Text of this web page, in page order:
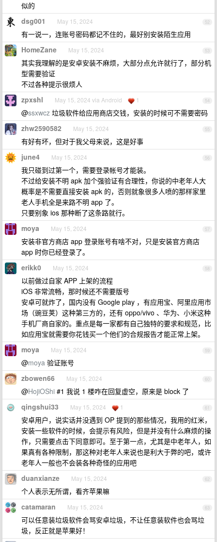
似的
52
dsg001 May 15, 2024
有一说一，连账号密码都记不住的，最好别安装陌生应用
53
HomeZane May 15, 2024
其实我理解的是安卓安装不麻烦，大部分点允许就行了，部分机
型需要验证
不过各种提示很烦人
54
zpxshl May 15, 2024 via Android 1
@ssxwcz 垃圾软件给应用商店交钱，安装的时候可不需要密码
55
zhw2590582 May 15, 2024
有好有坏，但对于我父母来说，这是好事
56
june4 May 15, 2024
我只碰到过第一个，需要登录帐号才能装。
不过给安装不明 apk 加个强验证有合理性，你说的中老年人大
概率是不需要直接安装 apk 的，否则就象很多人喷的那样家里
老人手机全是来路不明 app 了。
只要别象 ios 那种断了这条路就行。
57
moya May 15, 2024
安装非官方商店 app 登录账号有啥不对，只是安装官方商店
app 时你已经登录了。
58
erikk0 May 15, 2024
以前做过自家 APP 上架的流程
iOS 非常流畅，那时候还不需要版号
安卓可就炸了，国内没有 Google play ，有应用宝、阿里应用市
场（豌豆荚）这种第三方的，还有 oppo/vivo 、华为、小米这种
手机厂商自家的。重点是每一家都有自己独特的要求和规范，比
如应用宝就需要你花钱买一个他们的合规报告才能正常上架。
59
moya May 15, 2024
@moya 验证账号
60
zbowen66 May 15, 2024
@HojiOShi #1 我说 1 楼咋在回复虚空，原来是 block 了
61
qingshui33 May 15, 2024 1
安卓用户，说实话并没遇到 OP 提到的那些情况，我用的红米，
安装一些软件的时候，会提示有风险，但是并没有什么麻烦的操
作，只需要点击下同意即可。至于第一点，尤其是中老年人，如
果真有各种限制，那这种对老年人来说也是利大于弊的吧，或许
老年人一般也不会装各种奇怪的应用吧
62
duanxianze May 15, 2024
个人表示无所谓，看齐苹果嘛
63
catamaran May 15, 2024
可以任意装垃圾软件会骂安卓垃圾，不让任意装软件也会骂垃
圾，反正就是苹果好！